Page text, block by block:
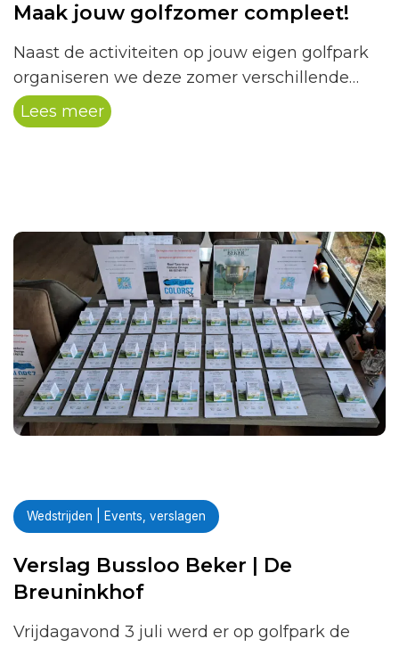
Maak jouw golfzomer compleet!
Naast de activiteiten op jouw eigen golfpark
organiseren we deze zomer verschillende
landelijke Hollandsche Golfclub
activiteiten. Een leuke manier om andere
Lees meer
Wedstrijden | Events, verslagen
Verslag Bussloo Beker | De
Breuninkhof
Vrijdagavond 3 juli werd er op golfpark de